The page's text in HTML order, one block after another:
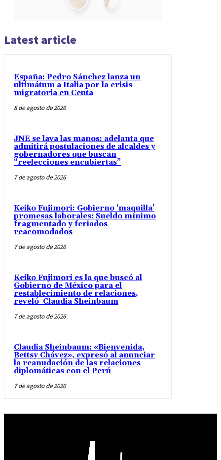
Latest article
España: Pedro Sánchez lanza un
ultimátum a Italia por la crisis
migratoria en Ceuta
8 de agosto de 2026
JNE se lava las manos: adelanta que
admitirá postulaciones de alcaldes y
gobernadores que buscan
“reelecciones encubiertas”
7 de agosto de 2026
Keiko Fujimori: Gobierno ‘maquilla’
promesas laborales: Sueldo mínimo
fragmentado y feriados
reacomodados
7 de agosto de 2026
Keiko Fujimori es la que buscó al
Gobierno de México para el
restablecimiento de relaciones,
reveló Claudia Sheinbaum
7 de agosto de 2026
Claudia Sheinbaum: «Bienvenida,
Bettsy Chávez», expresó al anunciar
la reanudación de las relaciones
diplomáticas con el Perú
7 de agosto de 2026